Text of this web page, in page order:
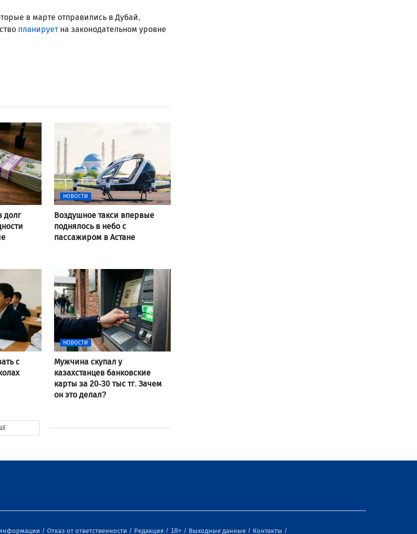
в марте отправились в Дубай,
планируетна законодательном уровне
долг
НОВОСТИ
Воздушное такси впервые
поднялось в небо с
пассажиром в Астане
с
НОВОСТИ
Мужчина скупал у
казахстанцев банковские
карты за 20-30 тыс тг. Зачем
он это делал?
Отказ от ответственности Редакция 18+ Выходные данные Контакты